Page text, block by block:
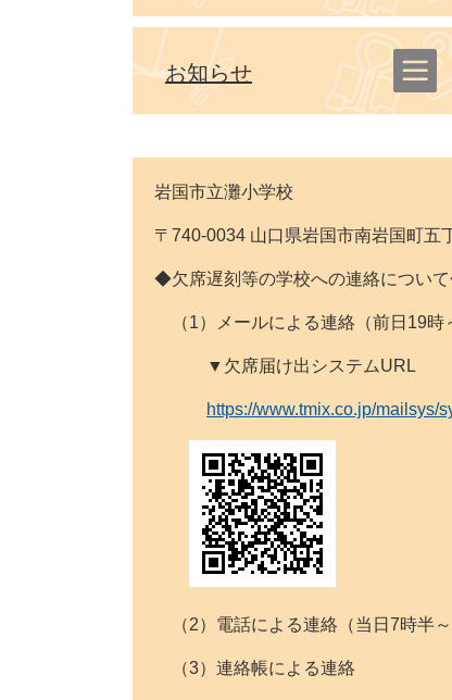
お知らせ
岩国市立灘小学校
〒740-0034 山口県岩国市南岩国町五
◆欠席遅刻等の学校への連絡につい
（1）メールによる連絡（前日19時
▼欠席届け出システムURL
https://www.tmix.co.jp/mailsys/
（2）電話による連絡（当日7時半～
（3）連絡帳による連絡